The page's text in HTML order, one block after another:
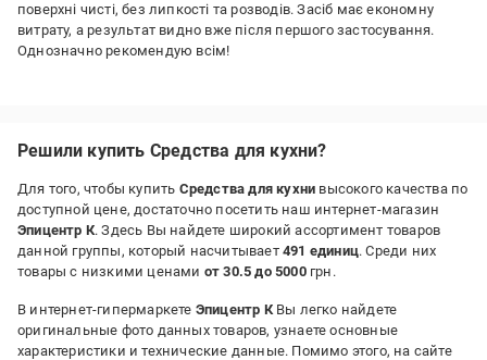
поверхні чисті, без липкості та розводів. Засіб має економну
витрату, а результат видно вже після першого застосування.
Однозначно рекомендую всім!
Решили купить Средства для кухни?
Для того, чтобы купить Средства для кухни высокого качества по
доступной цене, достаточно посетить наш интернет-магазин
Эпицентр К. Здесь Вы найдете широкий ассортимент товаров
данной группы, который насчитывает 491 единиц. Среди них
товары с низкими ценами от 30.5 до 5000грн.
В интернет-гипермаркете Эпицентр КВы легко найдете
оригинальные фото данных товаров, узнаете основные
характеристики и технические данные. Помимо этого, на сайте